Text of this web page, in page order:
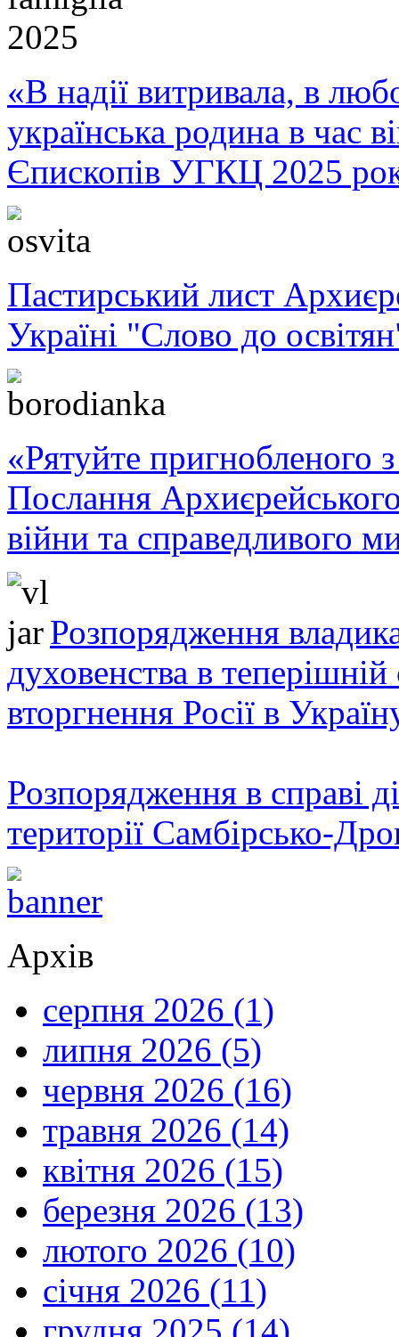
«В надії витривала, в
українська родина в час
Єпископів УГКЦ 2025
Пастирський лист
Україні "Слово до
«Рятуйте пригнобленого
Послання
війни та справедливого
Розпорядження
духовенства в теперішній
вторгнення Росії в
Розпорядження в справі
території Самбірсько-
Архів
серпня 2026 (1)
липня 2026 (5)
червня 2026 (16)
травня 2026 (14)
квітня 2026 (15)
березня 2026 (13)
лютого 2026 (10)
січня 2026 (11)